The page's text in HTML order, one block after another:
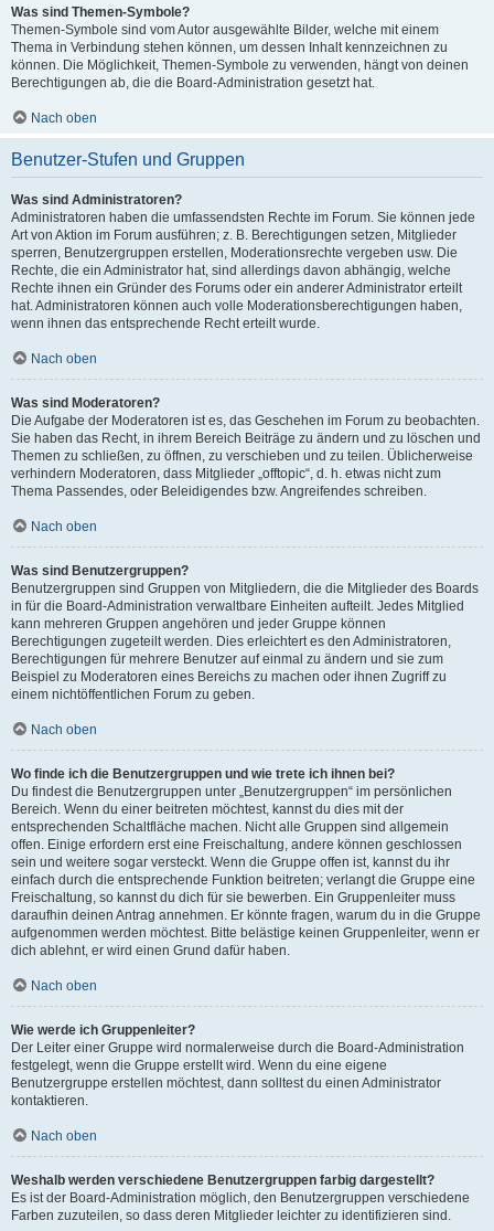
Was sind Themen-Symbole?
Themen-Symbole sind vom Autor ausgewählte Bilder, welche mit einem
Thema in Verbindung stehen können, um dessen Inhalt kennzeichnen zu
können. Die Möglichkeit, Themen-Symbole zu verwenden, hängt von deinen
Berechtigungen ab, die die Board-Administration gesetzt hat.
Nach oben
Benutzer-Stufen und Gruppen
Was sind Administratoren?
Administratoren haben die umfassendsten Rechte im Forum. Sie können jede
Art von Aktion im Forum ausführen; z. B. Berechtigungen setzen, Mitglieder
sperren, Benutzergruppen erstellen, Moderationsrechte vergeben usw. Die
Rechte, die ein Administrator hat, sind allerdings davon abhängig, welche
Rechte ihnen ein Gründer des Forums oder ein anderer Administrator erteilt
hat. Administratoren können auch volle Moderationsberechtigungen haben,
wenn ihnen das entsprechende Recht erteilt wurde.
Nach oben
Was sind Moderatoren?
Die Aufgabe der Moderatoren ist es, das Geschehen im Forum zu beobachten.
Sie haben das Recht, in ihrem Bereich Beiträge zu ändern und zu löschen und
Themen zu schließen, zu öffnen, zu verschieben und zu teilen. Üblicherweise
verhindern Moderatoren, dass Mitglieder „offtopic“, d. h. etwas nicht zum
Thema Passendes, oder Beleidigendes bzw. Angreifendes schreiben.
Nach oben
Was sind Benutzergruppen?
Benutzergruppen sind Gruppen von Mitgliedern, die die Mitglieder des Boards
in für die Board-Administration verwaltbare Einheiten aufteilt. Jedes Mitglied
kann mehreren Gruppen angehören und jeder Gruppe können
Berechtigungen zugeteilt werden. Dies erleichtert es den Administratoren,
Berechtigungen für mehrere Benutzer auf einmal zu ändern und sie zum
Beispiel zu Moderatoren eines Bereichs zu machen oder ihnen Zugriff zu
einem nichtöffentlichen Forum zu geben.
Nach oben
Wo finde ich die Benutzergruppen und wie trete ich ihnen bei?
Du findest die Benutzergruppen unter „Benutzergruppen“ im persönlichen
Bereich. Wenn du einer beitreten möchtest, kannst du dies mit der
entsprechenden Schaltfläche machen. Nicht alle Gruppen sind allgemein
offen. Einige erfordern erst eine Freischaltung, andere können geschlossen
sein und weitere sogar versteckt. Wenn die Gruppe offen ist, kannst du ihr
einfach durch die entsprechende Funktion beitreten; verlangt die Gruppe eine
Freischaltung, so kannst du dich für sie bewerben. Ein Gruppenleiter muss
daraufhin deinen Antrag annehmen. Er könnte fragen, warum du in die Gruppe
aufgenommen werden möchtest. Bitte belästige keinen Gruppenleiter, wenn er
dich ablehnt, er wird einen Grund dafür haben.
Nach oben
Wie werde ich Gruppenleiter?
Der Leiter einer Gruppe wird normalerweise durch die Board-Administration
festgelegt, wenn die Gruppe erstellt wird. Wenn du eine eigene
Benutzergruppe erstellen möchtest, dann solltest du einen Administrator
kontaktieren.
Nach oben
Weshalb werden verschiedene Benutzergruppen farbig dargestellt?
Es ist der Board-Administration möglich, den Benutzergruppen verschiedene
Farben zuzuteilen, so dass deren Mitglieder leichter zu identifizieren sind.